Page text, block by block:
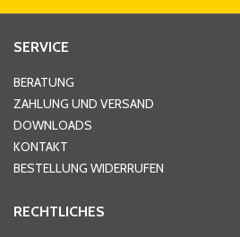
Hausnummer
Ort*
SERVICE
BERATUNG
ZAHLUNG UND VERSAND
DOWNLOADS
KONTAKT
BESTELLUNG WIDERRUFEN
RECHTLICHES